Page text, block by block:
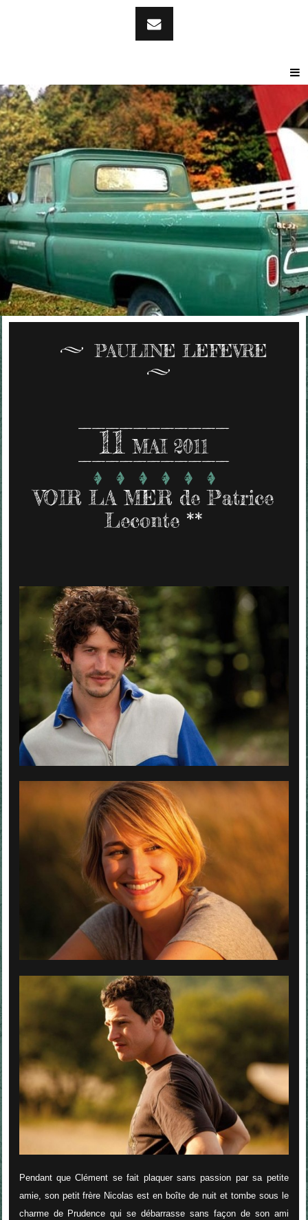
PAULINE LEFEVRE
11 MAI 2011
VOIR LA MER de Patrice
Leconte **
Pendant que Clément se fait plaquer sans passion par sa petite
amie, son petit frère Nicolas est en boîte de nuit et tombe sous le
charme de Prudence qui se débarrasse sans façon de son ami